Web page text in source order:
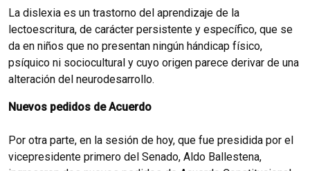
La dislexia es un trastorno del aprendizaje de la
lectoescritura, de carácter persistente y específico, que se
da en niños que no presentan ningún hándicap físico,
psíquico ni sociocultural y cuyo origen parece derivar de una
alteración del neurodesarrollo.
Nuevos pedidos de Acuerdo
Por otra parte, en la sesión de hoy, que fue presidida por el
vicepresidente primero del Senado, Aldo Ballestena,